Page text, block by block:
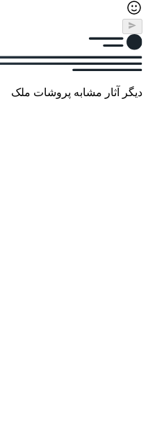
دیگر آثار مشابه پروشات ملک